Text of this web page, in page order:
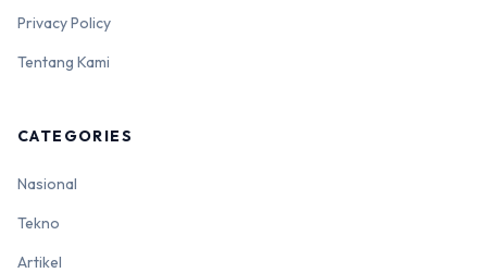
Privacy Policy
Tentang Kami
CATEGORIES
Nasional
Tekno
Artikel